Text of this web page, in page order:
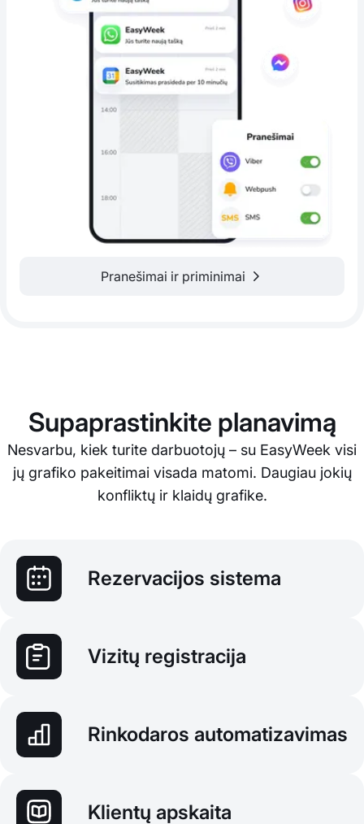
Pranešimai ir priminimai
Supaprastinkite planavimą
Nesvarbu, kiek turite darbuotojų – su EasyWeek visi
jų grafiko pakeitimai visada matomi. Daugiau jokių
konfliktų ir klaidų grafike.
Rezervacijos sistema
Vizitų registracija
Rinkodaros automatizavimas
Klientų apskaita